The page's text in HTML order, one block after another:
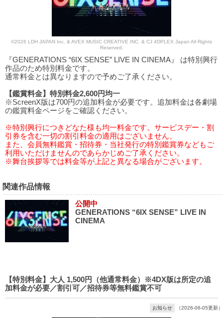
©2026 LDH JAPAN Inc. & AVEX MUSIC CREATIVE INC. & CJ 4DPLEX Japan All Rights
Reserved.
『GENERATIONS “6IX SENSE” LIVE IN CINEMA』 は特別興行
作品のため特別料金です。
通常料金とは異なりますので予めご了承ください。
【鑑賞料金】特別料金2,600円均一
※ScreenX版は700円の追加料金が必要です。追加料金は各劇場
の鑑賞料金ページをご確認ください。
※特別興行につきどなた様も均一料金です。サービスデー・割
引券を含む一切の割引料金の適用はございません。
また、会員無料鑑賞・招待券・当社発行の特別鑑賞券などもご
利用いただけませんのであらかじめご了承ください。
※舞台挨拶等では料金等が上記と異なる場合がございます。
関連作品情報
公開中
GENERATIONS “6IX SENSE” LIVE IN
CINEMA
【特別料金】大人 1,500円（他通常料金）※4DX版は所定の追
加料金が必要／割引可／招待券等無料鑑賞不可
お知らせ （2026-06-05更新）